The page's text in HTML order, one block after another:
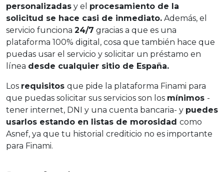
personalizadas y el procesamiento de la
solicitud se hace casi de inmediato. Además, el
servicio funciona 24/7 gracias a que es una
plataforma 100% digital, cosa que también hace que
puedas usar el servicio y solicitar un préstamo en
línea desde cualquier sitio de España.
Los requisitos que pide la plataforma Finami para
que puedas solicitar sus servicios son los mínimos -
tener internet, DNI y una cuenta bancaria- y puedes
usarlos estando en listas de morosidad como
Asnef, ya que tu historial crediticio no es importante
para Finami.